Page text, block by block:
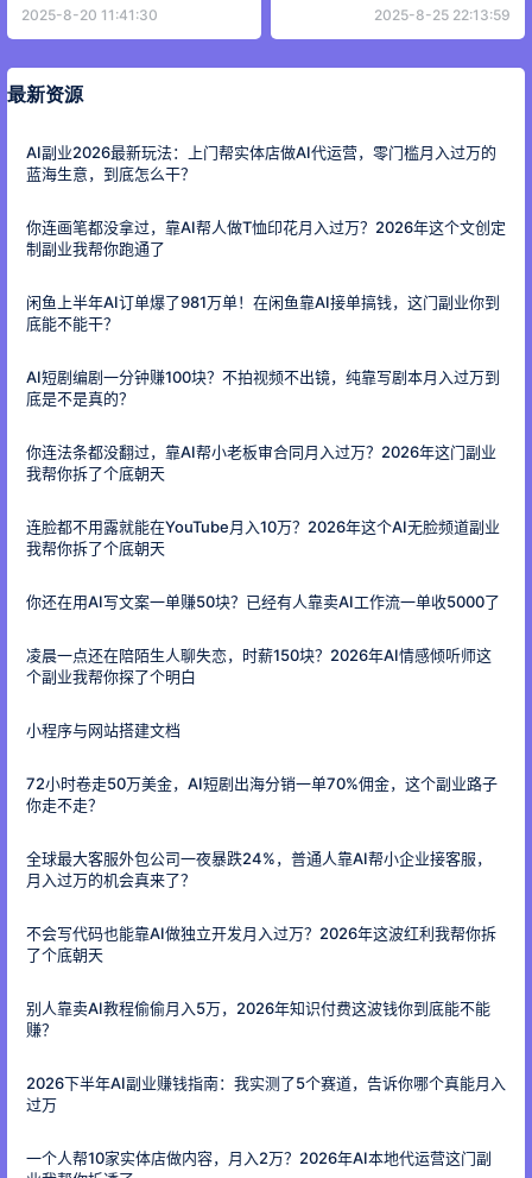
2025-8-20 11:41:30 2025-8-25 22:13:59
最新资源
AI副业2026最新玩法：上门帮实体店做AI代运营，零门槛月入过万的
蓝海生意，到底怎么干？
你连画笔都没拿过，靠AI帮人做T恤印花月入过万？2026年这个文创定
制副业我帮你跑通了
闲鱼上半年AI订单爆了981万单！在闲鱼靠AI接单搞钱，这门副业你到
底能不能干？
AI短剧编剧一分钟赚100块？不拍视频不出镜，纯靠写剧本月入过万到
底是不是真的？
你连法条都没翻过，靠AI帮小老板审合同月入过万？2026年这门副业
我帮你拆了个底朝天
连脸都不用露就能在YouTube月入10万？2026年这个AI无脸频道副业
我帮你拆了个底朝天
你还在用AI写文案一单赚50块？已经有人靠卖AI工作流一单收5000了
凌晨一点还在陪陌生人聊失恋，时薪150块？2026年AI情感倾听师这
个副业我帮你探了个明白
小程序与网站搭建文档
72小时卷走50万美金，AI短剧出海分销一单70%佣金，这个副业路子
你走不走？
全球最大客服外包公司一夜暴跌24%，普通人靠AI帮小企业接客服，
月入过万的机会真来了？
不会写代码也能靠AI做独立开发月入过万？2026年这波红利我帮你拆
了个底朝天
别人靠卖AI教程偷偷月入5万，2026年知识付费这波钱你到底能不能
赚？
2026下半年AI副业赚钱指南：我实测了5个赛道，告诉你哪个真能月入
过万
一个人帮10家实体店做内容，月入2万？2026年AI本地代运营这门副